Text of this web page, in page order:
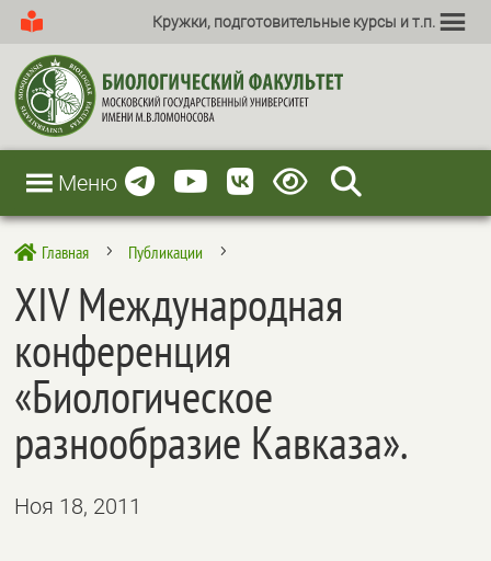
Кружки, подготовительные курсы и т.п.
Меню
 Главная 5 Публикации 5
XIV Международная
конференция
«Биологическое
разнообразие Кавказа».
Ноя 18, 2011